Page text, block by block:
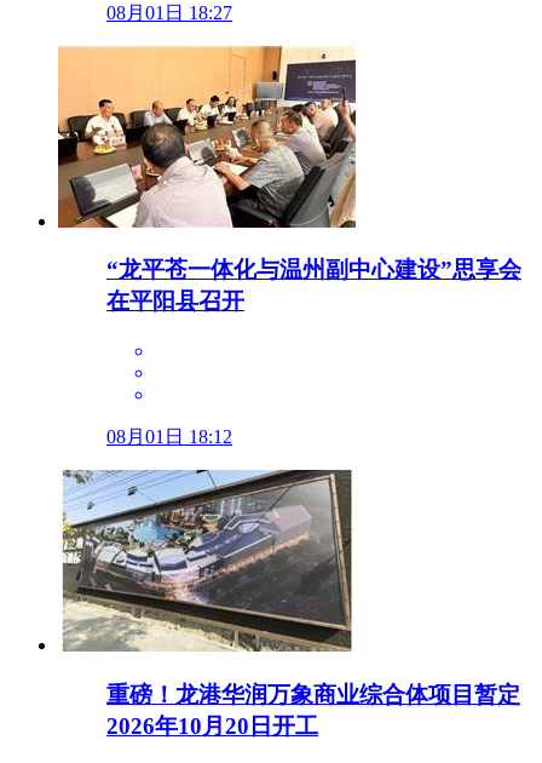
08月01日 18:27
“龙平苍一体化与温州副中心建设”思享会
在平阳县召开
08月01日 18:12
重磅！龙港华润万象商业综合体项目暂定
2026年10月20日开工